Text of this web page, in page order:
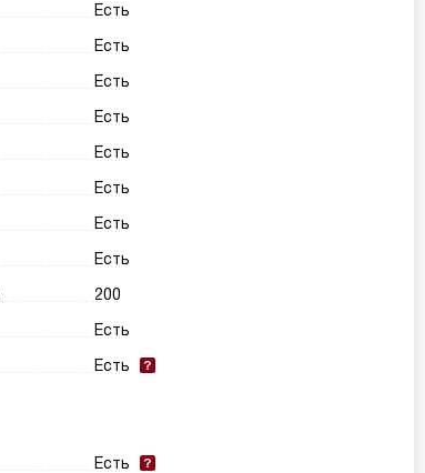
Есть
Есть
Есть
Есть
Есть
Есть
Есть
Есть
200
Есть
Есть
Есть